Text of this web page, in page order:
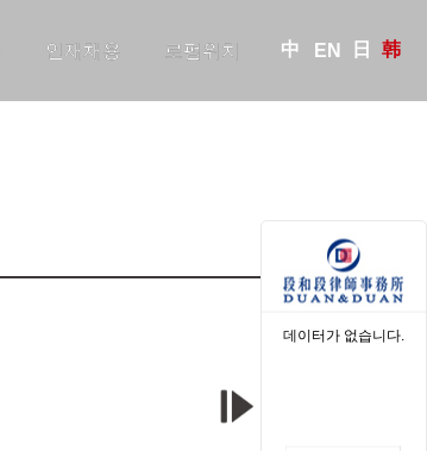
인재채용 로펌위치 EN
中 日 韩
데이터가 없습니다.